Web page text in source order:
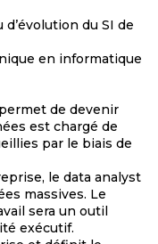
du SI de
en informatique
de devenir
est chargé de
par le biais de
le data analyst
massives. Le
sera un outil
exécutif.